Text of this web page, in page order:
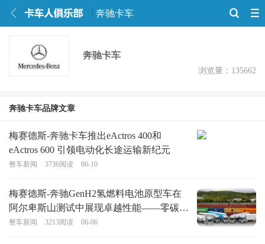
奔驰卡车
奔驰卡车
浏览量：135662
奔驰卡车品牌文章
梅赛德斯-奔驰卡车推出eActros 400和
eActros 600 引领电动化长途运输新纪元
整车新闻 3736阅读 06-10
梅赛德斯-奔驰GenH2氢燃料电池原型车在
阿尔卑斯山测试中展现卓越性能——零碳运
输新篇章
整车新闻 3213阅读 06-06